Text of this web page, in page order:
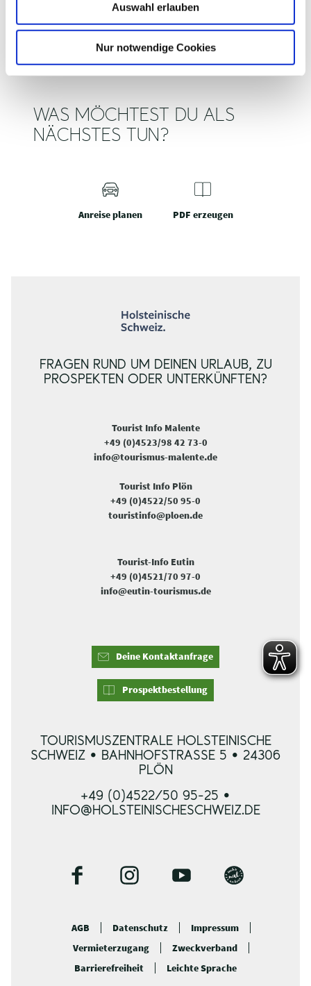
Auswahl erlauben
Nur notwendige Cookies
WAS MÖCHTEST DU ALS
NÄCHSTES TUN?
Anreise planen PDF erzeugen
FRAGEN RUND UM DEINEN URLAUB, ZU
PROSPEKTEN ODER UNTERKÜNFTEN?
Tourist Info Malente
+49 (0)4523/98 42 73-0
info@tourismus-malente.de
Tourist Info Plön
+49 (0)4522/50 95-0
touristinfo@ploen.de
Tourist-Info Eutin
+49 (0)4521/70 97-0
info@eutin-tourismus.de
Deine Kontaktanfrage
Prospektbestellung
TOURISMUSZENTRALE HOLSTEINISCHE
SCHWEIZ • BAHNHOFSTRASSE 5 • 24306 P
LÖN
+49 (0)4522/50 95-25 •
INFO@HOLSTEINISCHESCHWEIZ.DE
F
e
b
I
t
a
g
Y
u
b
B
g
AGB Datenschutz
Impressum
Vermieterzugang
Zweckverband
Barrierefreiheit
Leichte Sprache